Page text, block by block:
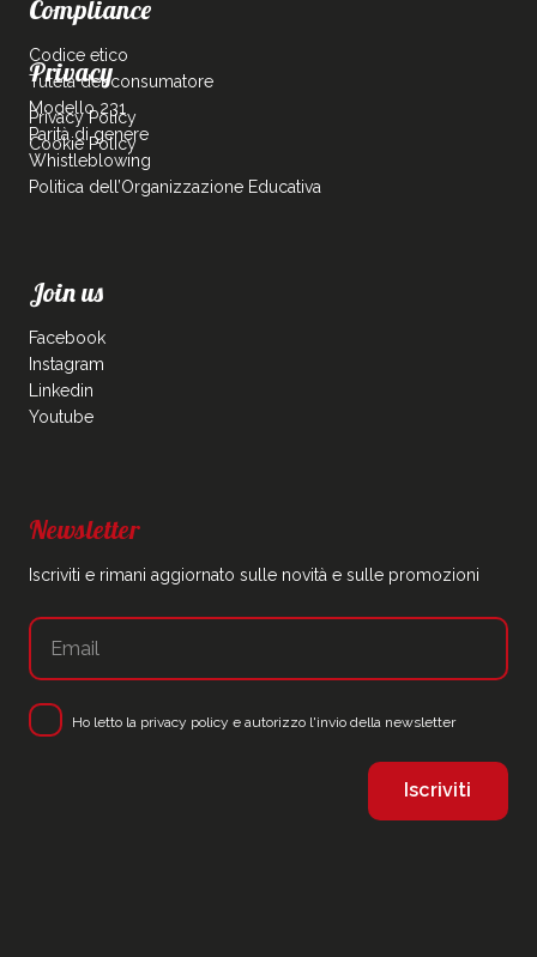
Compliance
Codice etico
Tutela del consumatore
Modello 231
Parità di genere
Whistleblowing
Politica dell’Organizzazione Educativa
Privacy
Privacy Policy
Cookie Policy
Join us
Facebook
Instagram
Linkedin
Youtube
Newsletter
Iscriviti e rimani aggiornato sulle novità e sulle promozioni
Ho letto la privacy policy e autorizzo l'invio della newsletter